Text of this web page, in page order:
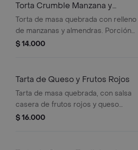
Torta Crumble Manzana y
Almendra
Torta de masa quebrada con relleno
de manzanas y almendras. Porción
individual.
$ 14.000
Tarta de Queso y Frutos Rojos
Tarta de masa quebrada, con salsa
casera de frutos rojos y queso
horneada. porción .
$ 16.000